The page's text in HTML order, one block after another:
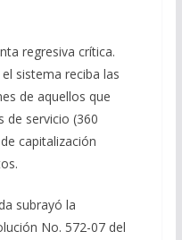
regresiva crítica.
sistema reciba las
de aquellos que
de servicio (360
capitalización
subrayó la
No. 572-07 del